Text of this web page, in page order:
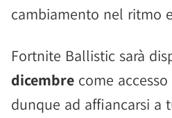
cambiamento nel ritmo
Fortnite Ballistic sarà
dicembre come
dunque ad affiancarsi a